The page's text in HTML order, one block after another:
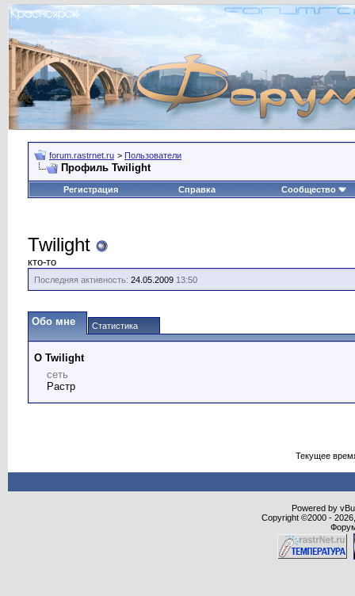
forum.rastrnet.ru > Пользователи
Профиль Twilight
Регистрация Справка Сообщество
Twilight
кто-то
Последняя активность: 24.05.2009 13:50
Обо мне Статистика
О Twilight
сеть
Растр
Текущее
Powered by
Copyright ©2000 -